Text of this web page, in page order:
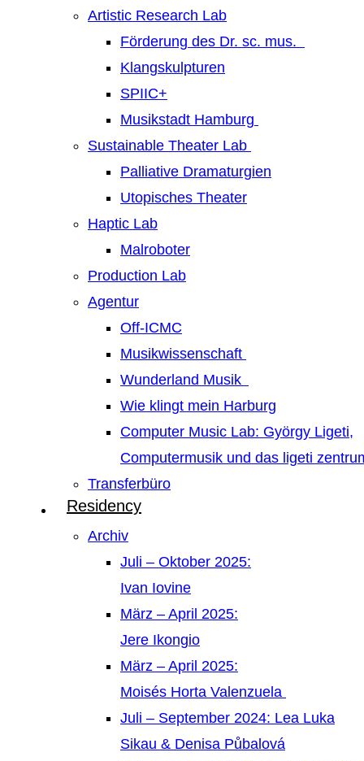
Artistic Research Lab
Förderung des Dr. sc. mus.
Klangskulpturen
SPIIC+
Musikstadt Hamburg
Sustainable Theater Lab
Palliative Dramaturgien
Utopisches Theater
Haptic Lab
Malroboter
Production Lab
Agentur
Off-ICMC
Musikwissenschaft
Wunderland Musik
Wie klingt mein Harburg
Computer Music Lab: György Ligeti,
Computermusik und das ligeti
Transferbüro
Residency
Archiv
Juli – Oktober 2025:
Ivan Iovine
März – April 2025:
Jere Ikongio
März – April 2025:
Moisés Horta Valenzuela
Juli – September 2024: Lea Luka
Sikau & Denisa Půbalová